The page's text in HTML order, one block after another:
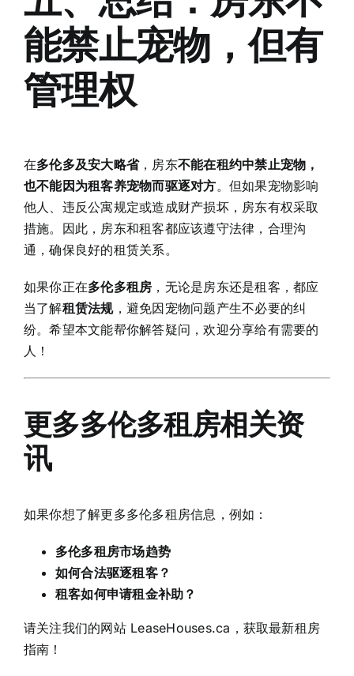
能禁止宠物，但有
管理权
在多伦多及安大略省，房东不能在租约中禁止宠物，
也不能因为租客养宠物而驱逐对方。但如果宠物影响
他人、违反公寓规定或造成财产损坏，房东有权采取
措施。因此，房东和租客都应该遵守法律，合理沟
通，确保良好的租赁关系。
如果你正在多伦多租房 ，无论是房东还是租客，都应
当了解租赁法规，避免因宠物问题产生不必要的纠
纷。希望本文能帮你解答疑问，欢迎分享给有需要的
人！
更多多伦多租房相关资
讯
如果你想了解更多多伦多租房信息，例如：
多伦多租房市场趋势
如何合法驱逐租客？
租客如何申请租金补助？
请关注我们的网站 LeaseHouses.ca，获取最新租房
指南！